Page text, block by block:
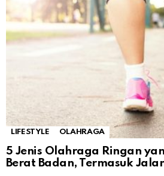
LIFESTYLE OLAHRAGA
5 Jenis Olahraga Ringan
Berat Badan, Termasuk